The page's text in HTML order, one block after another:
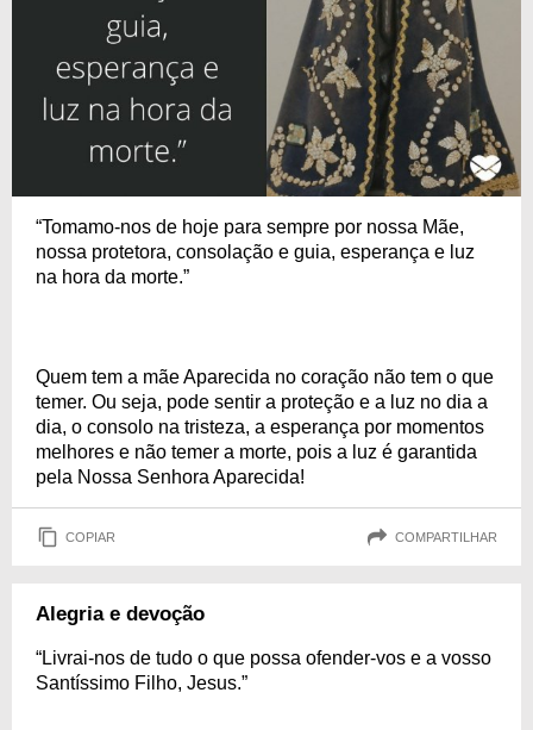
“Tomamo-nos de hoje para sempre por nossa Mãe,
nossa protetora, consolação e guia, esperança e luz
na hora da morte.”
Quem tem a mãe Aparecida no coração não tem o que
temer. Ou seja, pode sentir a proteção e a luz no dia a
dia, o consolo na tristeza, a esperança por momentos
melhores e não temer a morte, pois a luz é garantida
pela Nossa Senhora Aparecida!
COPIAR COMPARTILHAR
Alegria e devoção
“Livrai-nos de tudo o que possa ofender-vos e a vosso
Santíssimo Filho, Jesus.”